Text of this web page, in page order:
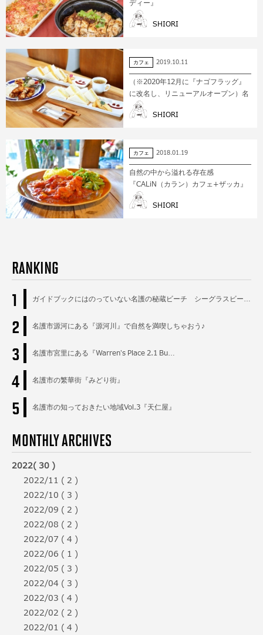
ディー』
SHIORI
カフェ 2019.10.11
（※2020年12月に『ナゴフラッグ』
に改名し、リニューアルオープン）名
護市宇茂佐にある『SUNNY…
SHIORI
カフェ 2018.01.19
自然の中から溢れる存在感
『CALiN（カラン）カフェ+ザッカ』
SHIORI
RANKING
1 ガイドブックにはのっていない名護の秘蔵ビーチ シーグラスビー…
2 名護市源河にある『源河川』で自然を満喫しちゃおう♪
3 名護市宮里にある『Warren’s Place 2.1 Bu…
4 名護市の繁華街『みどり街』
5 名護市の知っておきたい地域Vol.3『天仁屋』
MONTHLY ARCHIVES
2022( 30 )
2022/11 ( 2 )
2022/10 ( 3 )
2022/09 ( 2 )
2022/08 ( 2 )
2022/07 ( 4 )
2022/06 ( 1 )
2022/05 ( 3 )
2022/04 ( 3 )
2022/03 ( 4 )
2022/02 ( 2 )
2022/01 ( 4 )